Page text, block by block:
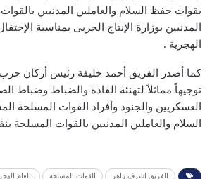
بقوات حفظ السلام والعاملين المدنيين
المدنيين بوزارة الإنتاج الحربى بمناسبة
الهجرية .
كما أصدر الفريق أحمد خليفة رئيس أركان
توجيهاً مماثلاً لتهنئة القادة والضباط وضباط
العسكريين والجنود وأفراد القوات المسلحة
السلام والعاملين المدنيين بالقوات المسلحة
الفريق اشرف زاهر القوات المسلحة تالعام